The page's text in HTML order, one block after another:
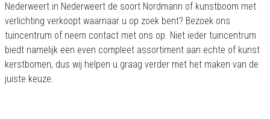
Nederweert in Nederweert de soort Nordmann of kunstboom met
verlichting verkoopt waarnaar u op zoek bent? Bezoek ons
tuincentrum of neem contact met ons op. Niet ieder tuincentrum
biedt namelijk een even compleet assortiment aan echte of kunst
kerstbomen, dus wij helpen u graag verder met het maken van de
juiste keuze.